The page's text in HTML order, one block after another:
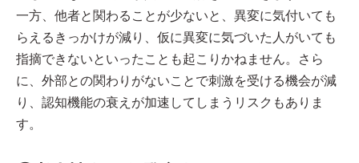
一方、他者と関わることが少ないと、異変に気付いても
らえるきっかけが減り、仮に異変に気づいた人がいても
指摘できないといったことも起こりかねません。さら
に、外部との関わりがないことで刺激を受ける機会が減
り、認知機能の衰えが加速してしまうリスクもありま
す。